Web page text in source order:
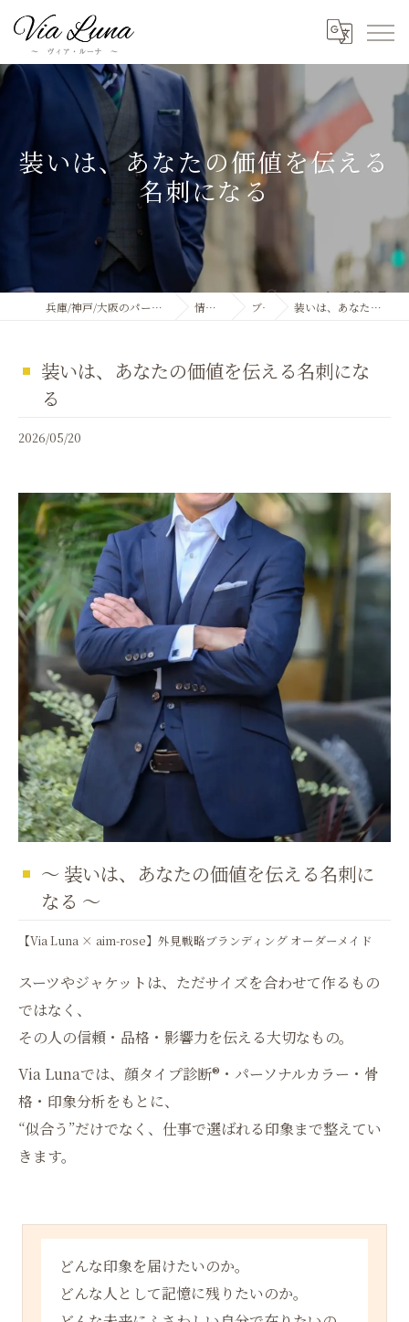
装いは、あなたの価値を伝える
名刺になる
兵庫/神戸/大阪のパーソナルカラー診断ならVia Luna 情報&ブログ ブログ 装いは、あなたの価値を伝える名刺になる
装いは、あなたの価値を伝える名刺にな
る
2026/05/20
〜 装いは、あなたの価値を伝える名刺に
なる 〜
【Via Luna × aim-rose】外見戦略ブランディング オーダーメイド
スーツやジャケットは、ただサイズを合わせて作るもの
ではなく、
その人の信頼・品格・影響力を伝える大切なもの。
Via Lunaでは、顔タイプ診断®・パーソナルカラー・骨
格・印象分析をもとに、
“似合う”だけでなく、仕事で選ばれる印象まで整えてい
きます。
どんな印象を届けたいのか。
どんな人として記憶に残りたいのか。